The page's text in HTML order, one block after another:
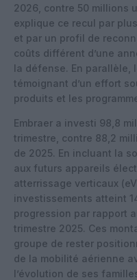
2026, contre 50 millions
explique ce recul par
et par un profil de
coûts différent d’une
la défense. En parallèle,
témoignant d’un effort
produits et les
Embraer a investi 98,8
trimestre, contre 88,2
de 2025. En incluant la
aux futurs appareils
atterrissage verticaux
investissements atteint
progression par rapport
trimestre 2025. Ces
groupe de rester
de la mobilité aérienne
l’évolution de ses